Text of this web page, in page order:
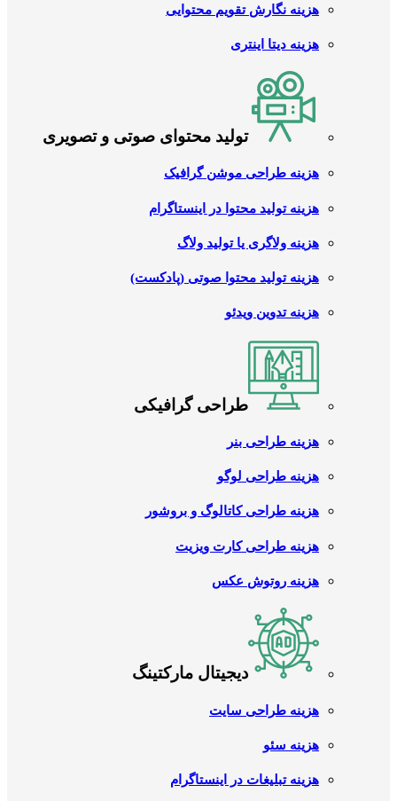
هزینه نگارش تقویم محتوایی
هزینه دیتا اینتری
تولید محتوای صوتی و تصویری
هزینه طراحی موشن گرافیک
هزینه تولید محتوا در اینستاگرام
هزینه ولاگری یا تولید ولاگ
هزینه تولید محتوا صوتی (پادکست)
هزینه تدوین ویدئو
طراحی گرافیکی
هزینه طراحی بنر
هزینه طراحی لوگو
هزینه طراحی کاتالوگ و بروشور
هزینه طراحی کارت ویزیت
هزینه روتوش عکس
دیجیتال مارکتینگ
هزینه طراحی سایت
هزینه سئو
هزینه تبلیغات در اینستاگرام